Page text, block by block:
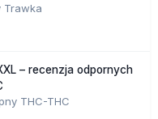
Trawka
– recenzja odpornych
THC-THC